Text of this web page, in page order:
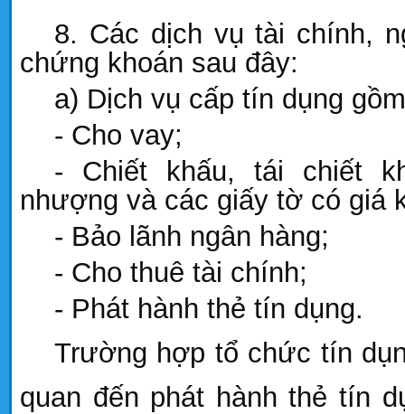
8. Các dịch vụ tài chính,
chứng khoán sau đây:
a) Dịch vụ cấp tín dụng
- Cho vay;
- Chiết khấu, tái chiết
nhượng và các giấy tờ có giá
- Bảo lãnh ngân hàng;
- Cho thuê tài chính;
- Phát hành thẻ tín dụng.
Trường hợp tổ chức tín
quan đến phát hành thẻ tín